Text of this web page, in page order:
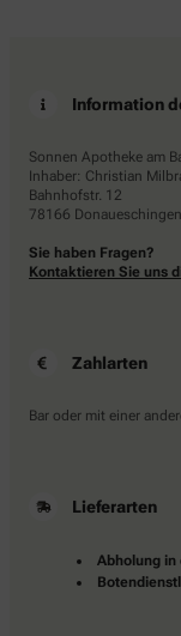
Information
Sonnen Apotheke am
Inhaber: Christian
Bahnhofstr. 12
78166 Donaueschingen
Sie haben Fragen?
Kontaktieren Sie uns
Zahlarten
Bar oder mit einer
Lieferarten
Abholung in